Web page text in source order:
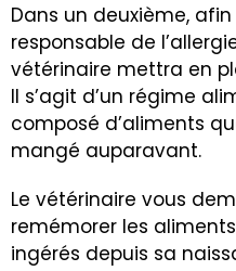
Dans un deuxième,
responsable de
vétérinaire mettra en
Il s’agit d’un régime
composé d’aliments
mangé auparavant.
Le vétérinaire vous
remémorer les
ingérés depuis sa